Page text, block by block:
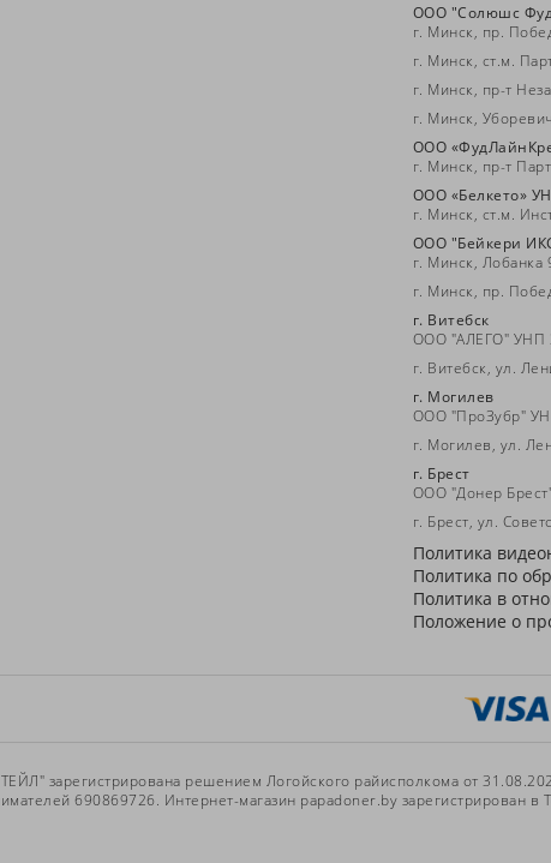
ООО "Солюшс
г. Минск, пр.
г. Минск, ст.м.
г. Минск, пр-т
г. Минск,
ООО
г. Минск, пр-т
ООО «Белкето»
г. Минск, ст.м.
ООО "Бейкери
г. Минск, Лобанка
г. Минск, пр.
г. Витебск
ООО "АЛЕГО" УНП
г. Витебск, ул.
г. Могилев
ООО "ПроЗубр"
г. Могилев, ул.
г. Брест
ООО "Донер
г. Брест, ул.
Политика
Политика по
Политика в
Положение о
зарегистрирована решением Логойского райисполкома от
690869726. Интернет-магазин papadoner.by зарегистрирован в